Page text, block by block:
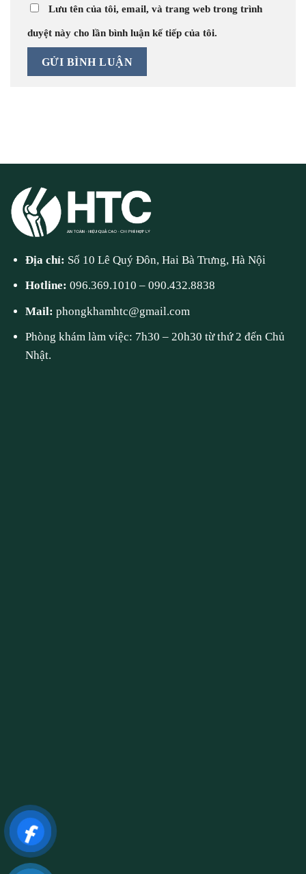
Lưu tên của tôi, email, và trang web trong trình
duyệt này cho lần bình luận kế tiếp của tôi.
Địa chỉ: Số 10 Lê Quý Đôn, Hai Bà Trưng, Hà Nội
Hotline:096.369.1010 –090.432.8838
Mail:phongkhamhtc@gmail.com
Phòng khám làm việc: 7h30 – 20h30 từ thứ 2 đến Chủ
Nhật.